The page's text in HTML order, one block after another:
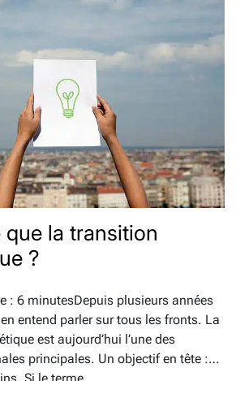
que la transition
?
: 6 minutesDepuis plusieurs années
entend parler sur tous les fronts. La
est aujourd’hui l’une des
principales. Un objectif en tête :
Si le terme